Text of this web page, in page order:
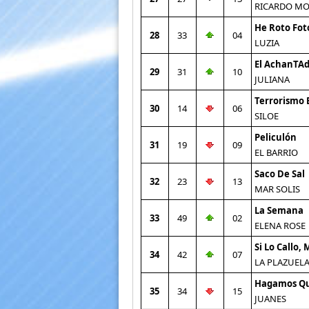
RICARDO
28 33 04
He Roto
LUZIA
29 31 10
El
JULIANA
30 14 06
Terrorismo
SILOE
31 19 09
Peliculón
EL BARRIO
32 23 13
Saco De Sal
MAR SOLIS
33 49 02
La Semana
ELENA ROSE
34 42 07
Si Lo Callo,
LA PLAZUELA
35 34 15
Hagamos
JUANES